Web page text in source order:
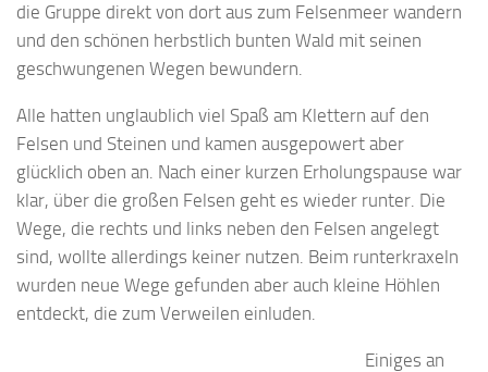
die Gruppe direkt von dort aus zum Felsenmeer wandern
und den schönen herbstlich bunten Wald mit seinen
geschwungenen Wegen bewundern.
Alle hatten unglaublich viel Spaß am Klettern auf den
Felsen und Steinen und kamen ausgepowert aber
glücklich oben an. Nach einer kurzen Erholungspause war
klar, über die großen Felsen geht es wieder runter. Die
Wege, die rechts und links neben den Felsen angelegt
sind, wollte allerdings keiner nutzen. Beim runterkraxeln
wurden neue Wege gefunden aber auch kleine Höhlen
entdeckt, die zum Verweilen einluden.
Einiges an